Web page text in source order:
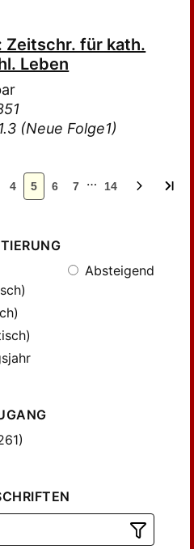
Zeitschr. für kath.
Leben
(Neue Folge1)
4 5 6 7 … 14
Absteigend